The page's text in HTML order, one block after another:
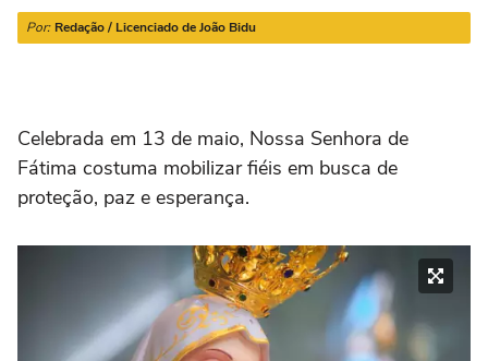
Por: Redação / Licenciado de João Bidu
Celebrada em 13 de maio, Nossa Senhora de
Fátima costuma mobilizar fiéis em busca de
proteção, paz e esperança.